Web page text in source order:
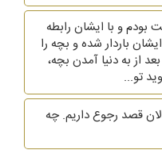
بودم و با ایشان رابطه
باردار شده و بچه را
از به دنیا آمدن بچه،
تو...
قصد رجوع داریم. چه